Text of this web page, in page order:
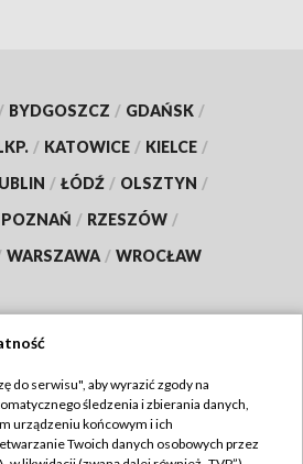
/ BYDGOSZCZ / GDAŃSK /
/ KATOWICE / KIELCE /
/ ŁÓDŹ / OLSZTYN /
POZNAŃ / RZESZÓW /
WARSZAWA / WROCŁAW
TVP
Regulamin TVP
do serwisu", aby wyrazić zgody na
śledzenia i zbierania danych,
urządzeniu końcowym i ich
Twoich danych osobowych przez